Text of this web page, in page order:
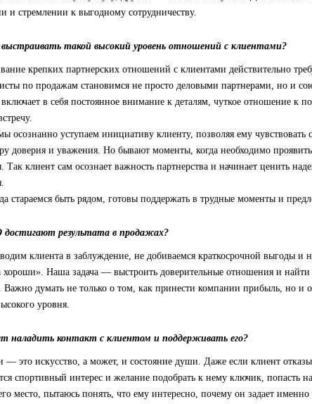
и стремлении к выгодному сотрудничеству.
такой высокий уровень отношений с клиентами?
крепких партнерских отношений с клиентами действительно
по продажам становимся не просто деловыми партнерами, но и
в себя постоянное внимание к деталям, чуткое отношение к
осознанно уступаем инициативу клиенту, позволяя ему чувствовать
доверия и уважения. Но бывают моменты, когда необходимо проявить
Так клиент сам осознает важность партнерства и начинает ценить
стараемся быть рядом, готовы поддержать в трудные моменты и
результата в продажах?
клиента в заблуждение, не добиваемся краткосрочной выгоды и
хороши». Наша задача — выстроить доверительные отношения и
Важно думать не только о том, как принести компании прибыль, но и
уровня.
наладить контакт с клиентом и поддерживать его?
— это искусство, а может, и состояние души. Даже если клиент
спортивный интерес и желание подобрать к нему ключик, попасть
место, пытаюсь понять, что ему интересно, почему он задает